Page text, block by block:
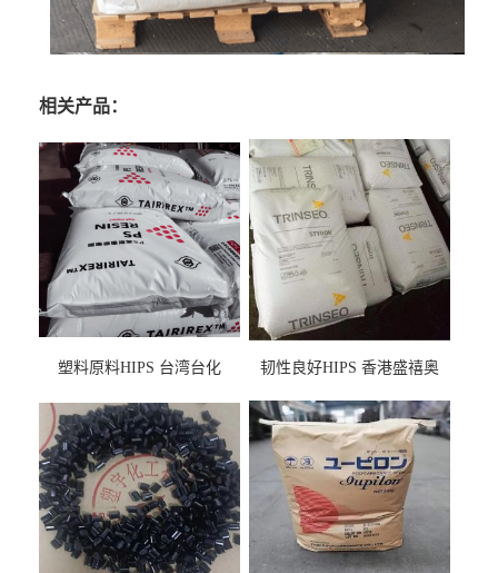
相关产品：
塑料原料HIPS 台湾台化
用料
韧性良好HIPS 香港盛禧奥